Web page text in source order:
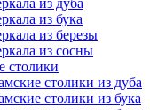
из дуба
из бука
из березы
из сосны
столики
столики из дуба
столики из бука